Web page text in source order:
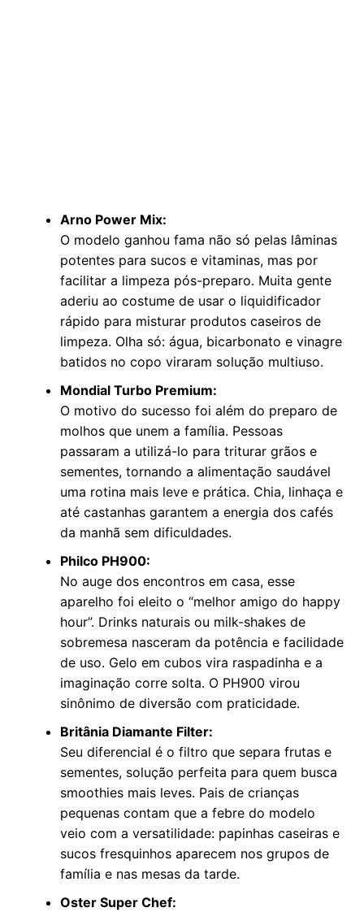
Arno Power Mix:
O modelo ganhou fama não só pelas lâminas
potentes para sucos e vitaminas, mas por
facilitar a limpeza pós-preparo. Muita gente
aderiu ao costume de usar o liquidificador
rápido para misturar produtos caseiros de
limpeza. Olha só: água, bicarbonato e vinagre
batidos no copo viraram solução multiuso.
Mondial Turbo Premium:
O motivo do sucesso foi além do preparo de
molhos que unem a família. Pessoas
passaram a utilizá-lo para triturar grãos e
sementes, tornando a alimentação saudável
uma rotina mais leve e prática. Chia, linhaça e
até castanhas garantem a energia dos cafés
da manhã sem dificuldades.
Philco PH900:
No auge dos encontros em casa, esse
aparelho foi eleito o “melhor amigo do happy
hour”. Drinks naturais ou milk-shakes de
sobremesa nasceram da potência e facilidade
de uso. Gelo em cubos vira raspadinha e a
imaginação corre solta. O PH900 virou
sinônimo de diversão com praticidade.
Britânia Diamante Filter:
Seu diferencial é o filtro que separa frutas e
sementes, solução perfeita para quem busca
smoothies mais leves. Pais de crianças
pequenas contam que a febre do modelo
veio com a versatilidade: papinhas caseiras e
sucos fresquinhos aparecem nos grupos de
família e nas mesas da tarde.
Oster Super Chef: